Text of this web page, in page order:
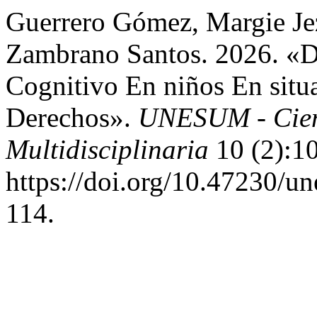
Guerrero Gómez, Margie
Zambrano Santos. 2026.
Cognitivo En niños En
Derechos». UNESUM -
Multidisciplinaria 10
https://doi.org/10.47230/
114.